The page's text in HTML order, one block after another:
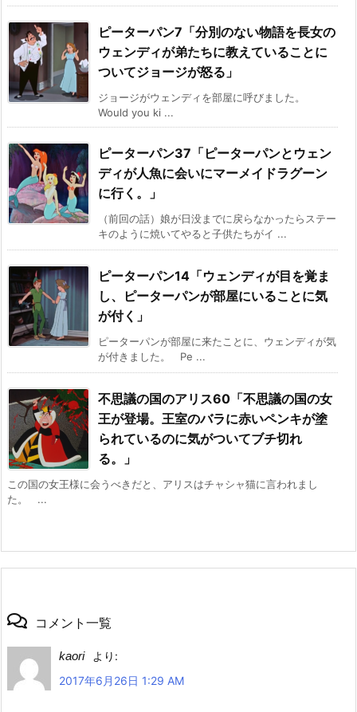
ピーターパン7「分別のない物語を長女の
ウェンディが弟たちに教えていることに
ついてジョージが怒る」
ジョージがウェンディを部屋に呼びました。
Would you ki ...
ピーターパン37「ピーターパンとウェン
ディが人魚に会いにマーメイドラグーン
に行く。」
（前回の話）娘が日没までに戻らなかったらステー
キのように焼いてやると子供たちがイ ...
ピーターパン14「ウェンディが目を覚ま
し、ピーターパンが部屋にいることに気
が付く」
ピーターパンが部屋に来たことに、ウェンディが気
が付きました。 Pe ...
不思議の国のアリス60「不思議の国の女
王が登場。王室のバラに赤いペンキが塗
られているのに気がついてブチ切れ
る。」
この国の女王様に会うべきだと、アリスはチャシャ猫に言われまし
た。 ...
コメント一覧
kaori
より:
2017年6月26日 1:29 AM